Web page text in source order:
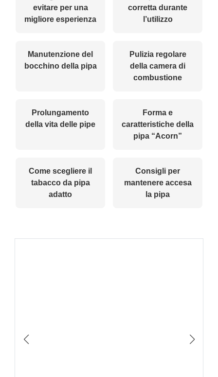
evitare per una
migliore esperienza
corretta durante
l’utilizzo
Manutenzione del
bocchino della pipa
Pulizia regolare
della camera di
combustione
Prolungamento
della vita delle pipe
Forma e
caratteristiche della
pipa “Acorn”
Come scegliere il
tabacco da pipa
adatto
Consigli per
mantenere accesa
la pipa